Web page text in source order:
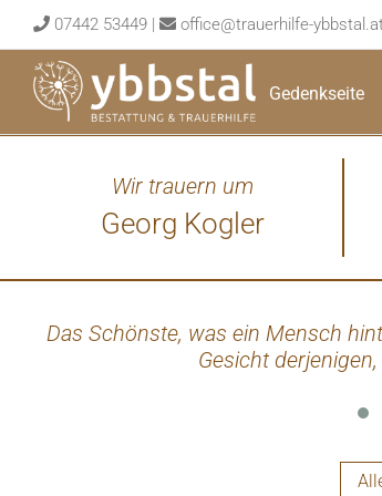
to
content
07442 53449 | office@trauerhilfe-
Gedenkseite
Wir trauern um
Georg Kogler
Das Schönste, was ein Mensch
Gesicht